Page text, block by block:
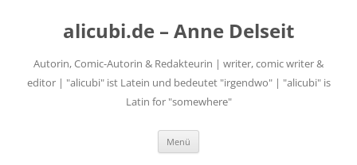
alicubi.de – Anne Delseit
Autorin, Comic-Autorin & Redakteurin | writer, comic writer &
editor | "alicubi" ist Latein und bedeutet "irgendwo" | "alicubi" is
Latin for "somewhere"
Menü